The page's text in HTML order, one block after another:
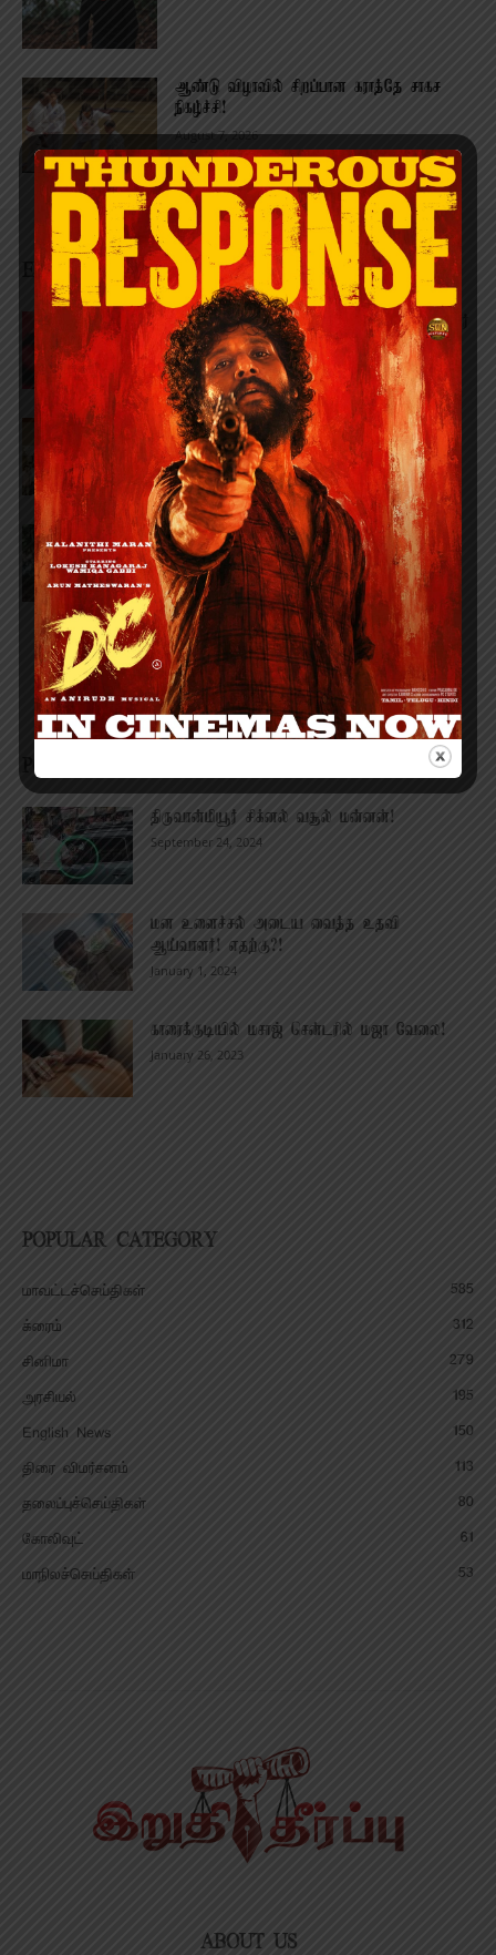
ஆண்டு விழாவில் சிறப்பான கராத்தே சாகச
நிகழ்ச்சி!
August 7, 2026
EDITOR PICKS
இது எனக்கு சவாலான படம்- நடிகர் & இயக்குனர்
விஷால் பேச்சு
August 9, 2026
மனித உரிமைகள் மற்றும் மதச் சுதந்திர மாநாடு!
August 9, 2026
போட்டோகிராபர் விமர்சனம் RATING 2.9/5
August 9, 2026
POPULAR POSTS
திருவான்மியூர் சிக்னல் வசூல் மன்னன்!
September 24, 2024
மன உளைச்சல் அடைய வைத்த உதவி
ஆய்வாளர்! எதற்கு?!
January 1, 2024
காரைக்குடியில் மசாஜ் சென்டரில் மஜா வேலை!
January 26, 2023
POPULAR CATEGORY
மாவட்டச்செய்திகள்
585
க்ரைம்
312
சினிமா
279
அரசியல்
195
English News
150
திரை விமர்சனம்
113
தலைப்புச்செய்திகள்
80
கோலிவுட்
61
மாநிலச்செய்திகள்
53
ABOUT US